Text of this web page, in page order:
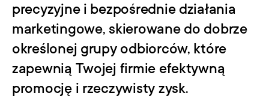
precyzyjne i bezpośrednie działania
marketingowe, skierowane do dobrze
określonej grupy odbiorców, które
zapewnią Twojej firmie efektywną
promocję i rzeczywisty zysk.